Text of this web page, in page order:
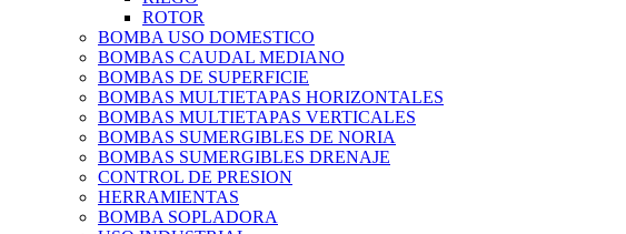
ROTOR
BOMBA USO DOMESTICO
BOMBAS CAUDAL MEDIANO
BOMBAS DE SUPERFICIE
BOMBAS MULTIETAPAS HORIZONTALES
BOMBAS MULTIETAPAS VERTICALES
BOMBAS SUMERGIBLES DE NORIA
BOMBAS SUMERGIBLES DRENAJE
CONTROL DE PRESION
HERRAMIENTAS
BOMBA SOPLADORA